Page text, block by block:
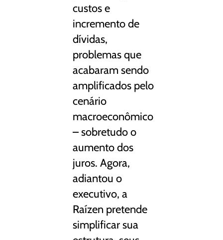
custos e
incremento de
dívidas,
problemas que
acabaram sendo
amplificados pelo
cenário
macroeconômico
– sobretudo o
aumento dos
juros. Agora,
adiantou o
executivo, a
Raízen pretende
simplificar sua